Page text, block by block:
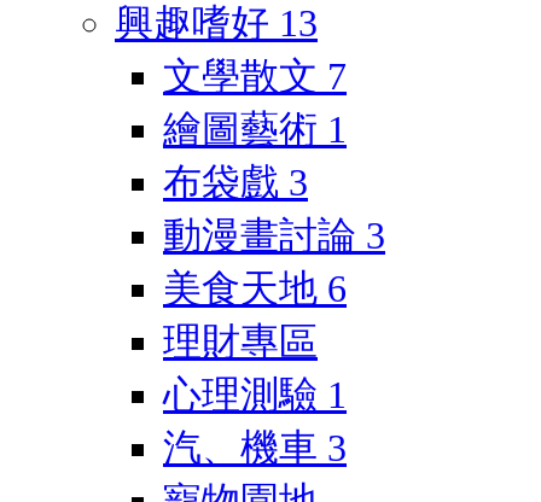
興趣嗜好 13
文學散文 7
繪圖藝術 1
布袋戲 3
動漫畫討論 3
美食天地 6
理財專區
心理測驗 1
汽、機車 3